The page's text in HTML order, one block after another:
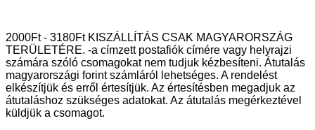
2000Ft - 3180Ft KISZÁLLÍTÁS CSAK MAGYARORSZÁG
TERÜLETÉRE. -a címzett postafiók címére vagy helyrajzi
számára szóló csomagokat nem tudjuk kézbesíteni. Átutalás
magyarországi forint számláról lehetséges. A rendelést
elkészítjük és erről értesítjük. Az értesítésben megadjuk az
átutaláshoz szükséges adatokat. Az átutalás megérkeztével
küldjük a csomagot.